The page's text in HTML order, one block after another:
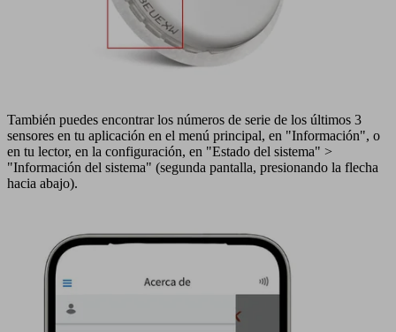
También puedes encontrar los números de serie de los últimos 3
sensores en tu aplicación en el menú principal, en "Información", o
en tu lector, en la configuración, en "Estado del sistema" >
"Información del sistema" (segunda pantalla, presionando la flecha
hacia abajo).